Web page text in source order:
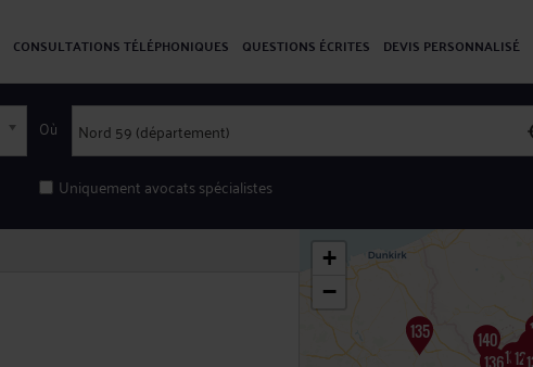
CONSULTATIONS TÉLÉPHONIQUES QUESTIONS ÉCRITES DEVIS PERSONNALISÉ
Où
Uniquement avocats spécialistes
+
−